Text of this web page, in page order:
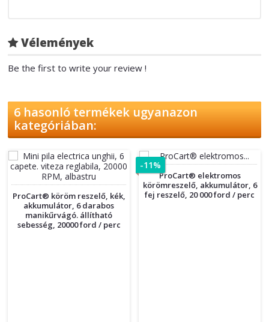
Vélemények
Be the first to write your review !
6 hasonló termékek ugyanazon
kategóriában:
ProCart® köröm reszelő, kék,
akkumulátor, 6 darabos
manikűrvágó. állítható
sebesség, 20000 ford / perc
ProCart® elektromos
körömreszelő, akkumulátor, 6
fej reszelő, 20 000 ford / perc
-11%